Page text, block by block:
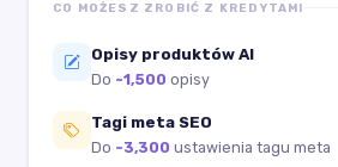
CO MOŻESZ ZROBIĆ Z KREDYTAMI
Opisy produktów AI
Do ~1,500 opisy
Tagi meta SEO
Do ~3,300 ustawienia tagu meta